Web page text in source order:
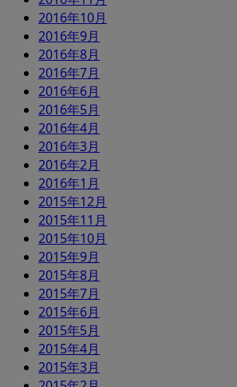
2016年10月
2016年9月
2016年8月
2016年7月
2016年6月
2016年5月
2016年4月
2016年3月
2016年2月
2016年1月
2015年12月
2015年11月
2015年10月
2015年9月
2015年8月
2015年7月
2015年6月
2015年5月
2015年4月
2015年3月